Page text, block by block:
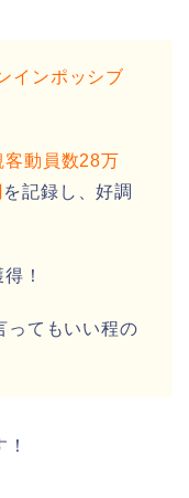
インポッシブ
客動員数28万
を記録し、好調
！
ってもいい程の